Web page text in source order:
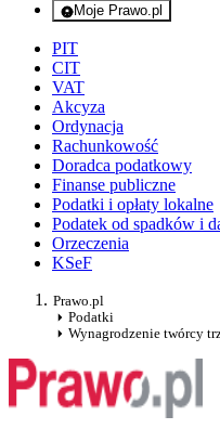
Moje Prawo.pl
- rejestracja i
PIT
CIT
VAT
Akcyza
Ordynacja
Rachunkowość
Doradca podatkowy
Finanse publiczne
Podatki i opłaty lokalne
Podatek od spadków i
Orzeczenia
KSeF
Prawo.pl
Podatki
Wynagrodzenie twórcy